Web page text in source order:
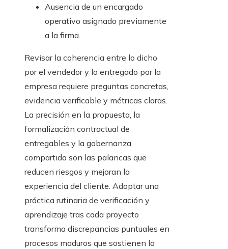
Ausencia de un encargado
operativo asignado previamente
a la firma.
Revisar la coherencia entre lo dicho
por el vendedor y lo entregado por la
empresa requiere preguntas concretas,
evidencia verificable y métricas claras.
La precisión en la propuesta, la
formalización contractual de
entregables y la gobernanza
compartida son las palancas que
reducen riesgos y mejoran la
experiencia del cliente. Adoptar una
práctica rutinaria de verificación y
aprendizaje tras cada proyecto
transforma discrepancias puntuales en
procesos maduros que sostienen la